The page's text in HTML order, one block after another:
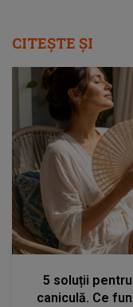
CITEȘTE ȘI
5 soluții
caniculă. Ce